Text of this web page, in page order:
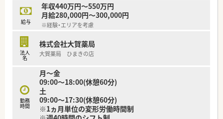
給与
年収440万円～550万円
月給280,000円～300,000円
※経験・エリアを考慮
法人
名
株式会社大賀薬局
大賀薬局 ひまきの店
勤務
時間
月～金
09:00～18:00(休憩60分)
土
09:00～17:30(休憩60分)
※1ヵ月単位の変形労働時間制